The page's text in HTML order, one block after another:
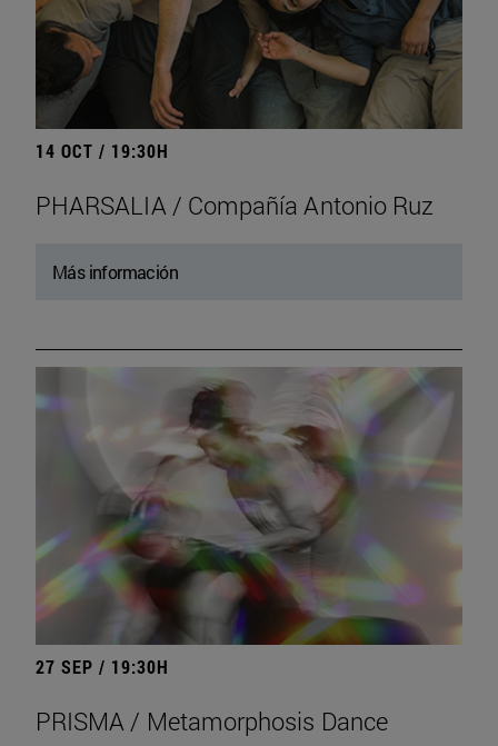
14 OCT / 19:30H
PHARSALIA / Compañía Antonio Ruz
Más información
27 SEP / 19:30H
PRISMA / Metamorphosis Dance